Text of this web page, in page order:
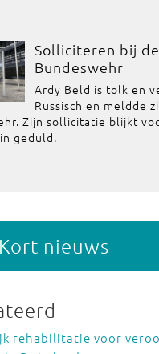
Solliciteren bij de
Bundeswehr
Ardy Beld is tolk en
Russisch en meldde
Zijn sollicitatie blijkt
geduld.
nieuws
rehabilitatie voor